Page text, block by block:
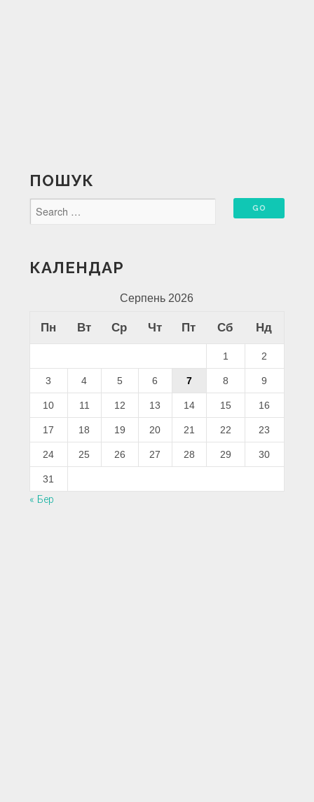
ПОШУК
КАЛЕНДАР
Серпень 2026
Пн Вт Ср Чт Пт Сб Нд
1 2
3 4 5 6 7 8 9
10 11 12 13 14 15 16
17 18 19 20 21 22 23
24 25 26 27 28 29 30
31
« Бер